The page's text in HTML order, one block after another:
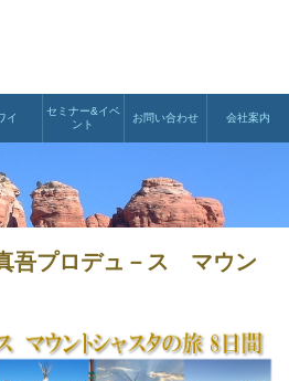
イ
セミナー&イベ
ント
お問い合わせ 会社案内
吾プロデュ－ス マウン